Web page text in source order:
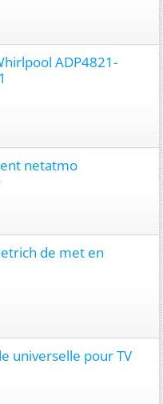
ADP4821-
netatmo
de met en
universelle pour TV